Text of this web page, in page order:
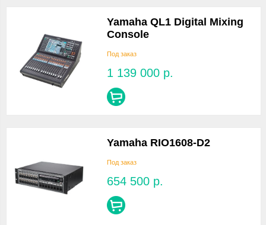
Yamaha QL1 Digital Mixing
Console
Под заказ
1 139 000 р.
Yamaha RIO1608-D2
Под заказ
654 500 р.